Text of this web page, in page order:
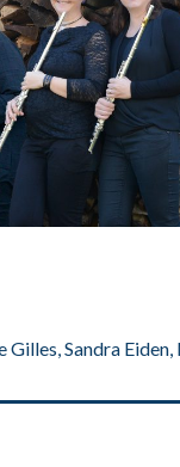
Gilles, Sandra